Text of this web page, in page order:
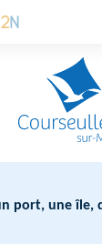
un nouvel
dans
port, une île,